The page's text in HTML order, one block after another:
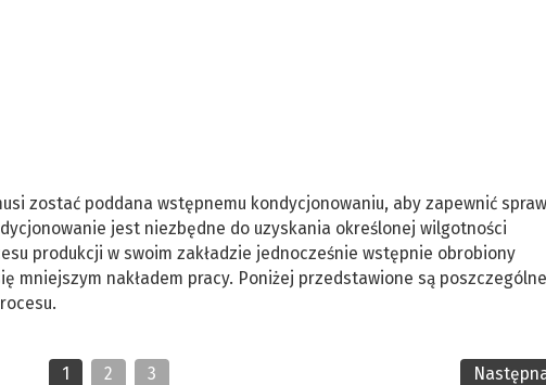
zostać poddana wstępnemu kondycjonowaniu, aby zapewnić
jest niezbędne do uzyskania określonej wilgotności
produkcji w swoim zakładzie jednocześnie wstępnie obrobiony
mniejszym nakładem pracy. Poniżej przedstawione są poszczególne
1 2 3